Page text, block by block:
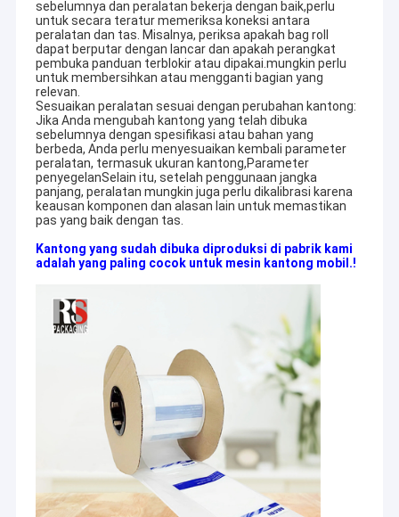
Video
sebelumnya dan peralatan bekerja dengan baik,perlu
untuk secara teratur memeriksa koneksi antara
peralatan dan tas. Misalnya, periksa apakah bag roll
dapat berputar dengan lancar dan apakah perangkat
pembuka panduan terblokir atau dipakai.mungkin perlu
untuk membersihkan atau mengganti bagian yang
relevan.
Sesuaikan peralatan sesuai dengan perubahan kantong:
Jika Anda mengubah kantong yang telah dibuka
sebelumnya dengan spesifikasi atau bahan yang
berbeda, Anda perlu menyesuaikan kembali parameter
peralatan, termasuk ukuran kantong,Parameter
penyegelanSelain itu, setelah penggunaan jangka
panjang, peralatan mungkin juga perlu dikalibrasi karena
keausan komponen dan alasan lain untuk memastikan
pas yang baik dengan tas.
Kantong yang sudah dibuka diproduksi di pabrik kami
adalah yang paling cocok untuk mesin kantong mobil.!
RUNSHENGPACKAGING memiliki beragam produk berkualitas,
didedikasikan untuk menyediakan pelanggan dengan berbagai
solusi kemasan.